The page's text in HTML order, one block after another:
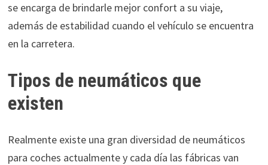
se encarga de brindarle mejor confort a su viaje,
además de estabilidad cuando el vehículo se encuentra
en la carretera.
Tipos de neumáticos que
existen
Realmente existe una gran diversidad de neumáticos
para coches actualmente y cada día las fábricas van